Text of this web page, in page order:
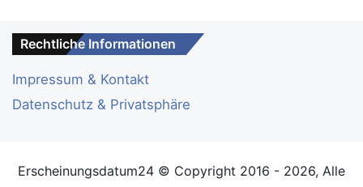
Rechtliche Informationen
Impressum & Kontakt
Datenschutz & Privatsphäre
Erscheinungsdatum24 © Copyright 2016 - 2026, Alle